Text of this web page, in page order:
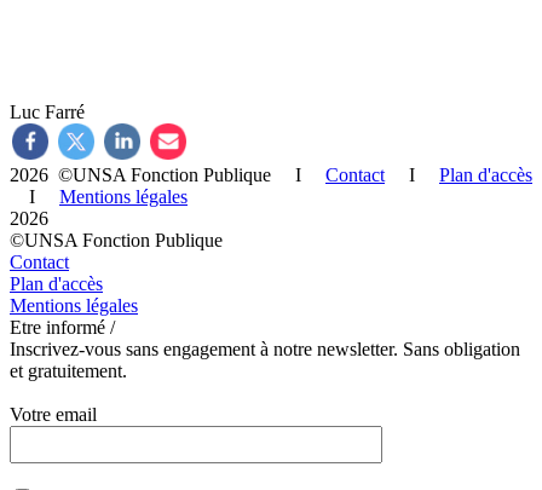
Luc Farré
2026 ©UNSA Fonction Publique I Contact I Plan d'accès
I Mentions légales
2026
©UNSA Fonction Publique
Contact
Plan d'accès
Mentions légales
Etre informé /
Inscrivez-vous sans engagement à notre newsletter. Sans obligation
et gratuitement.
Votre email